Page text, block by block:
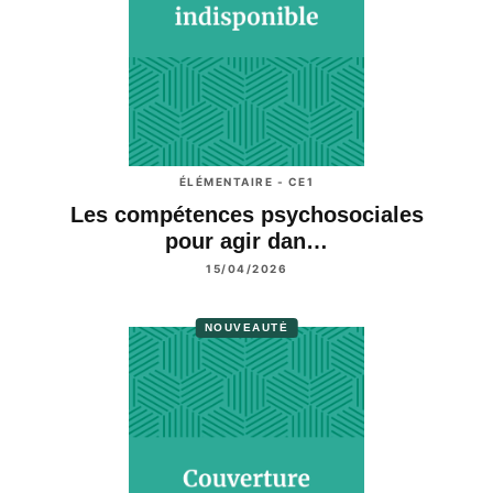
ÉLÉMENTAIRE - CE1
Les compétences psychosociales
pour agir dan…
15/04/2026
NOUVEAUTÉ